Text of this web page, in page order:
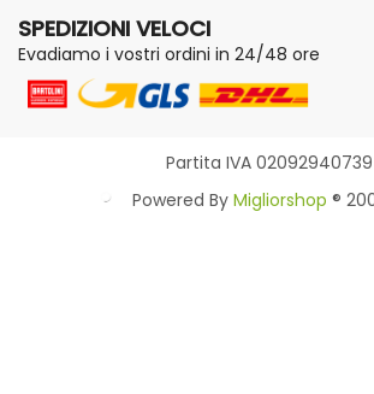
SPEDIZIONI VELOCI
Evadiamo i vostri ordini in 24/48 ore
Partita IVA 02092940739
Powered By Migliorshop ®